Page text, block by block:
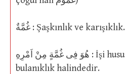
غُمَّةٌ : Şaşkınlık ve karışıklık.
هُوَ فِى غُمَّةٍ مِنْ اَمْرِهِ : İşi hususunda bir karışıklık ve
bulanıklık halindedir.